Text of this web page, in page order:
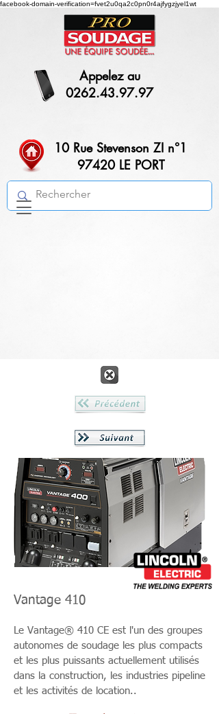
facebook-domain-verification=fvet2u0qa2c0pn0r4ajfygzjyel1wt
10 Rue Stevenson ZI n°1
97420 LE PORT
Appelez au
0262.43.97.97
Vantage 410
Le Vantage® 410 CE est l'un des groupes
autonomes de soudage les plus compacts
et les plus puissants actuellement utilisés
dans la construction, les industries pipeline
et les activités de location..